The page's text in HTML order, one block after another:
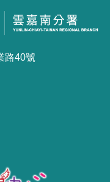
路40號